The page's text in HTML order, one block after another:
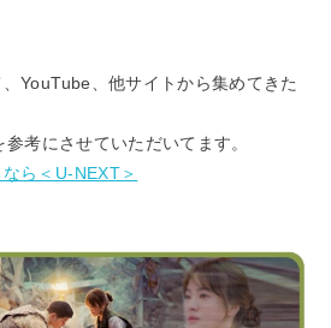
YouTube、他サイトから集めてきた
考にさせていただいてます。
ら＜U-NEXT＞